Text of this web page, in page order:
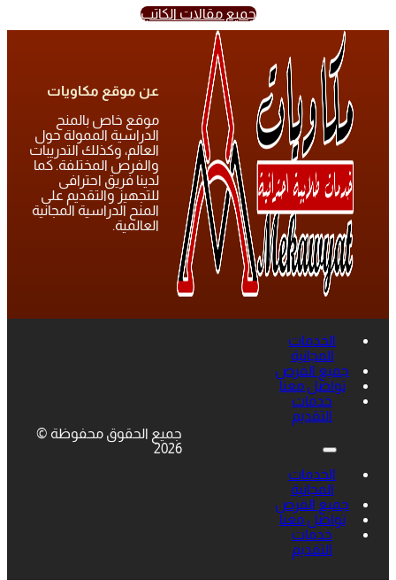
جميع مقالات الكاتب
عن موقع مكاويات
موقع خاص بالمنح
الدراسية الممولة حول
العالم، وكذلك التدريبات
والفرص المختلفة. كما
لدينا فريق احترافى
للتجهيز والتقديم على
المنح الدراسية المجانية
العالمية.
الخدمات
المجانية
جميع الفرص
تواصل معنا
خدمات
التقديم
الخدمات
المجانية
جميع الفرص
تواصل معنا
خدمات
التقديم
جميع الحقوق محفوظة ©
2026